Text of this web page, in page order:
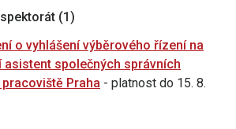
(1)
o vyhlášení výběrového řízení na
asistent společných správních
Praha - platnost do 15. 8.